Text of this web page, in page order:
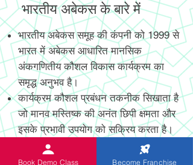
भारतीय अबेकस के बारे में
भारतीय अबेकस समूह की कंपनी को 1999 से
भारत में अबेकस आधारित मानसिक
अंकगणितीय कौशल विकास कार्यक्रम का
समृद्ध अनुभव है।
कार्यक्रम कौशल प्रबंधन तकनीक सिखाता है
जो मानव मस्तिष्क की अनंत छिपी क्षमता और
इसके प्रभावी उपयोग को सक्रिय करता है।
नया आविष्कार और पेटेंट, अत्याधुनिक
डिजिटल और गैर-डिजिटल अबेकस छात्रों को
Book Demo Class Become Franchise